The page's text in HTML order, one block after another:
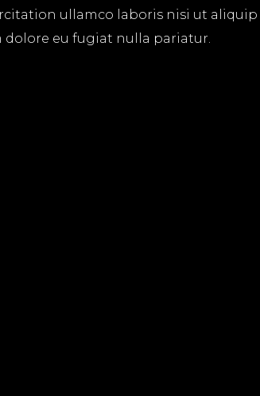
ullamco laboris nisi ut aliquip
dolore eu fugiat nulla pariatur.